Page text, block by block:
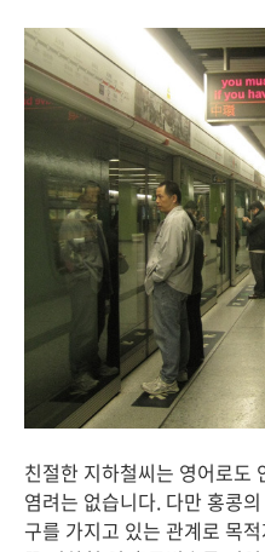
친절한 지하철씨는 영어로도
염려는 없습니다. 다만 홍콩
구를 가지고 있는 관계로 목